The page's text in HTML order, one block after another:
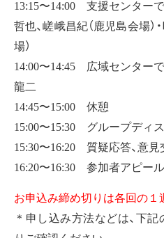
13:15〜14:00 支援センター
哲也、嵯峨昌紀（鹿児島会場）
場）
14:00〜14:45 広域センター
龍二
14:45〜15:00 休憩
15:00〜15:30 グループディ
15:30〜16:20 質疑応答、意見
16:20〜16:30 参加者アピー
お申込み締め切りは各回の１
＊申し込み方法などは、下記